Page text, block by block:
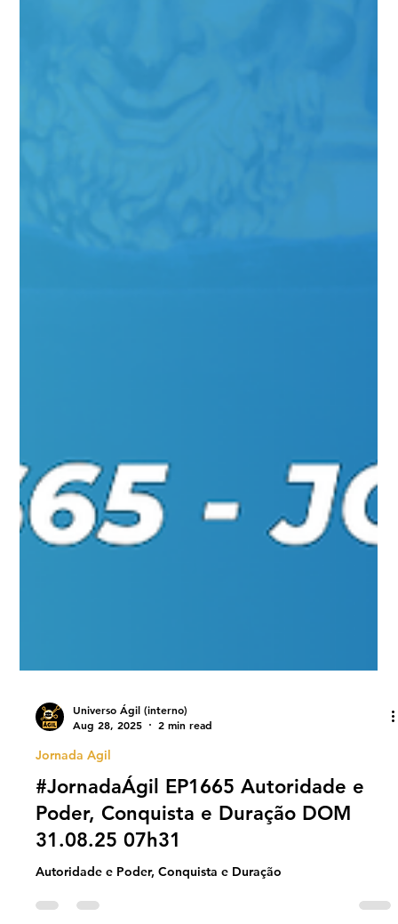
Aug 28, 2025
Jornada Agil
#JornadaÁgil EP1665 Autoridade e
Poder, Conquista e Duração DOM
31.08.25 07h31
Autoridade e Poder, Conquista e Duração